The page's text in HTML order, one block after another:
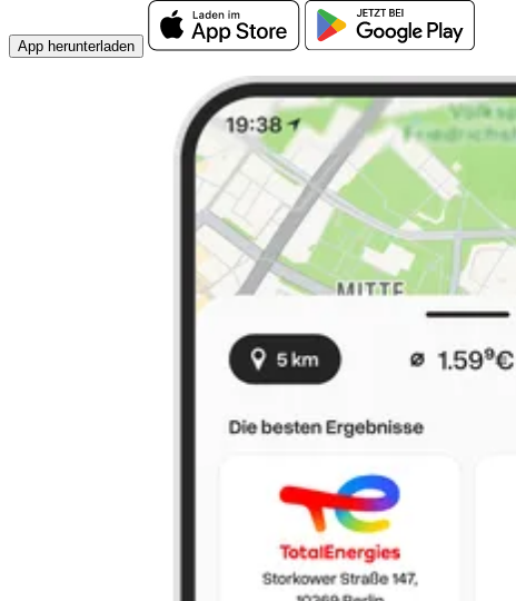
App herunterladen